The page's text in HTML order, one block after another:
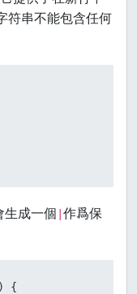
符串不能包含任何
生成一個 作爲保
{